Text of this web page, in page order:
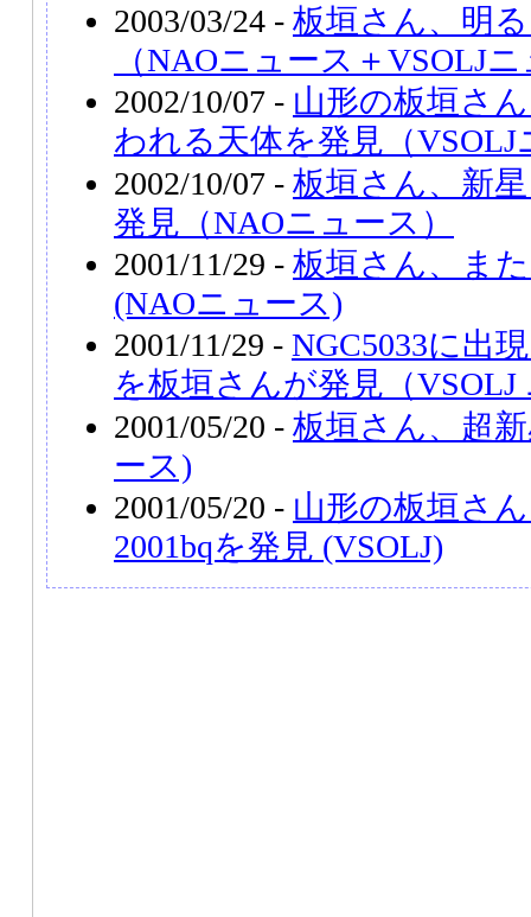
2003/03/24 - 板垣さん、明
（NAOニュース＋VSOLJ
2002/10/07 - 山形の板垣さ
われる天体を発見（VSOLJ
2002/10/07 - 板垣さん、新
発見（NAOニュース）
2001/11/29 - 板垣さん、ま
(NAOニュース)
2001/11/29 - NGC5033に出
を板垣さんが発見（VSOLJ
2001/05/20 - 板垣さん、超
ース)
2001/05/20 - 山形の板垣さ
2001bqを発見 (VSOLJ)